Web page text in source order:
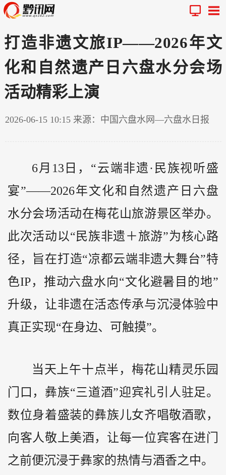
打造非遗文旅IP——2026年文
化和自然遗产日六盘水分会场
活动精彩上演
2026-06-15 10:15 来源：中国六盘水网—六盘水日报
6月13日，“云端非遗·民族视听盛
宴”——2026年文化和自然遗产日六盘
水分会场活动在梅花山旅游景区举办。
此次活动以“民族非遗＋旅游”为核心路
径，旨在打造“凉都云端非遗大舞台”特
色IP，推动六盘水向“文化避暑目的地”
升级，让非遗在活态传承与沉浸体验中
真正实现“在身边、可触摸”。
当天上午十点半，梅花山精灵乐园
门口，彝族“三道酒”迎宾礼引人驻足。
数位身着盛装的彝族儿女齐唱敬酒歌，
向客人敬上美酒，让每一位宾客在进门
之前便沉浸于彝家的热情与酒香之中。